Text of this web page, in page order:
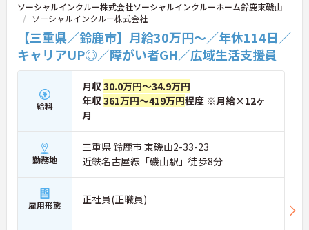
ソーシャルインクルー株式会社ソーシャルインクルーホーム鈴鹿東磯山
ソーシャルインクルー株式会社
【三重県／鈴鹿市】月給30万円～／年休114日／
キャリアUP◎／障がい者GH／広域生活支援員
給料
月収30.0万円～34.9万円
年収361万円～419万円程度 ※月給×12ヶ
月
勤務地
三重県 鈴鹿市 東磯山2-33-23
近鉄名古屋線「磯山駅」徒歩8分
雇用形態 正社員(正職員)